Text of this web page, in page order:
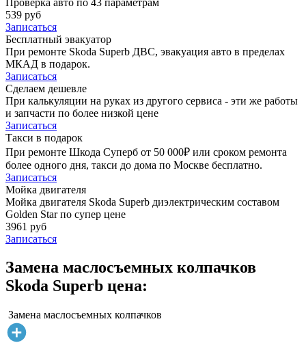
539 руб
Записаться
Бесплатный эвакуатор
При ремонте Skoda Superb ДВС, эвакуация авто в пределах
МКАД в подарок.
Записаться
Сделаем дешевле
При калькуляции на руках из другого сервиса - эти же работы
и запчасти по более низкой цене
Записаться
Такси в подарок
При ремонте Шкода Суперб от 50 000₽ или сроком ремонта
более одного дня, такси до дома по Москве бесплатно.
Записаться
Мойка двигателя
Мойка двигателя Skoda Superb диэлектрическим составом
Golden Star по супер цене
3961 руб
Записаться
Замена маслосъемных колпачков
Skoda Superb цена:
Замена маслосъемных колпачков